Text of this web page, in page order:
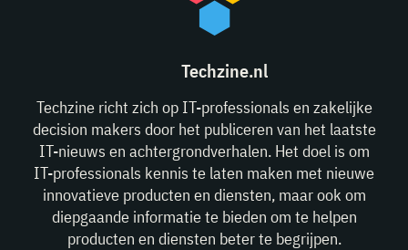
Techzine.nl
Techzine richt zich op IT-professionals en zakelijke
decision makers door het publiceren van het laatste
IT-nieuws en achtergrondverhalen. Het doel is om
IT-professionals kennis te laten maken met nieuwe
innovatieve producten en diensten, maar ook om
diepgaande informatie te bieden om te helpen
producten en diensten beter te begrijpen.